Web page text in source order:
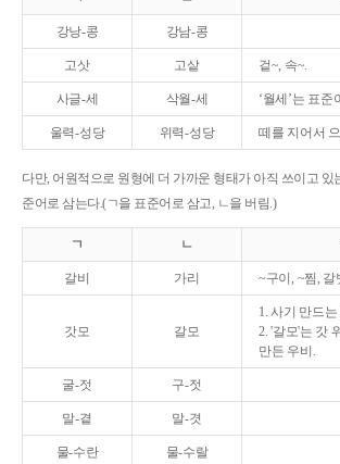
강낭-콩 강남-콩
고삿 고샅 겉~, 속~.
사글-세 삭월-세 ‘월세’는 표준
울력-성당 위력-성당 떼를 지어서
다만, 어원적으로 원형에 더 가까운 형태가 아직 쓰이고 있
준어로 삼는다.(ㄱ을 표준어로 삼고, ㄴ을 버림.)
ㄱ ㄴ
갈비 가리 ~구이, ~찜, 갈
갓모 갈모
1. 사기 만드
2. '갈모'는 갓
만든 우비.
굴-젓 구-젓
말-곁 말-겻
물-수란 물-수랄